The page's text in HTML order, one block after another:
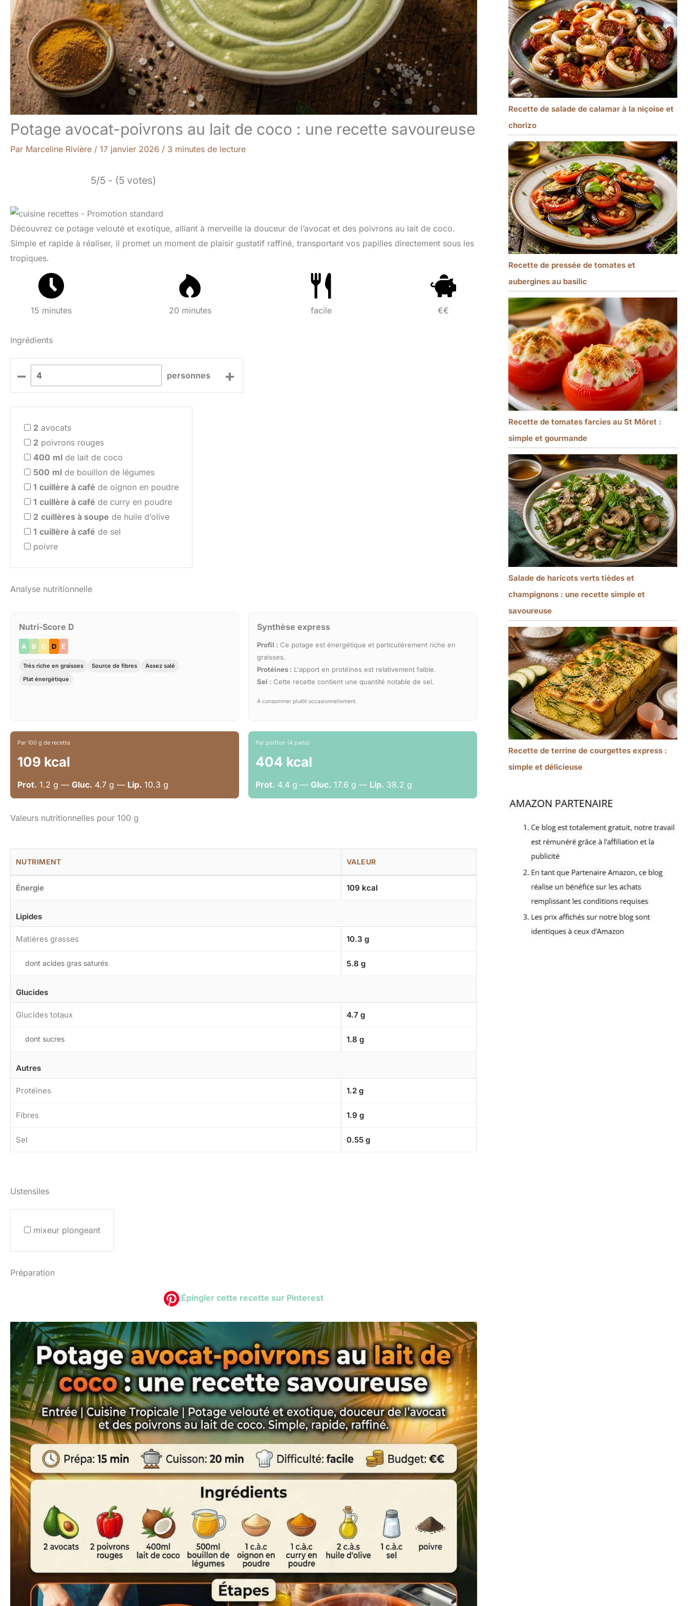
Potage avocat-poivrons au lait de coco : une recette savoureuse
Par Marceline Rivière / 17 janvier 2026 / 3 minutes de lecture
5/5 - (5 votes)
Découvrez ce potage velouté et exotique, alliant à merveille la douceur de l’avocat et des poivrons au lait de coco.
Simple et rapide à réaliser, il promet un moment de plaisir gustatif raffiné, transportant vos papilles directement sous les
tropiques.
15 minutes 20 minutes facile €€
Ingrédients
– personnes +
2 avocats
2 poivrons rouges
400 ml de lait de coco
500 ml de bouillon de légumes
1 cuillère à café de oignon en poudre
1 cuillère à café de curry en poudre
2 cuillères à soupe de huile d’olive
1 cuillère à café de sel
poivre
Analyse nutritionnelle
Nutri-Score D
A B C D E
Très riche en graisses Source de fibres
Assez salé
Plat énergétique
Synthèse express
Profil : Ce potage est énergétique et particulièrement riche en
graisses.
Protéines : L'apport en protéines est relativement faible.
Sel : Cette recette contient une quantité notable de sel.
À consommer plutôt occasionnellement.
Par 100 g de recette
109 kcal
Prot. 1.2 g — Gluc. 4.7 g — Lip. 10.3 g
Par portion (4 parts)
404 kcal
Prot. 4.4 g —Gluc. 17.6 g — Lip. 38.2 g
Valeurs nutritionnelles pour 100 g
NUTRIMENT VALEUR
Énergie 109 kcal
Lipides
Matières grasses 10.3 g
dont acides gras saturés 5.8 g
Glucides
Glucides totaux 4.7 g
dont sucres 1.8 g
Autres
Protéines 1.2 g
Fibres 1.9 g
Sel 0.55 g
Ustensiles
mixeur plongeant
Préparation
Épingler cette recette sur Pinterest
Recette de salade de calamar à la niçoise et
chorizo
Recette de pressée de tomates et
aubergines au basilic
Recette de tomates farcies au St Môret :
simple et gourmande
Salade de haricots verts tièdes et
champignons : une recette simple et
savoureuse
Recette de terrine de courgettes express :
simple et délicieuse